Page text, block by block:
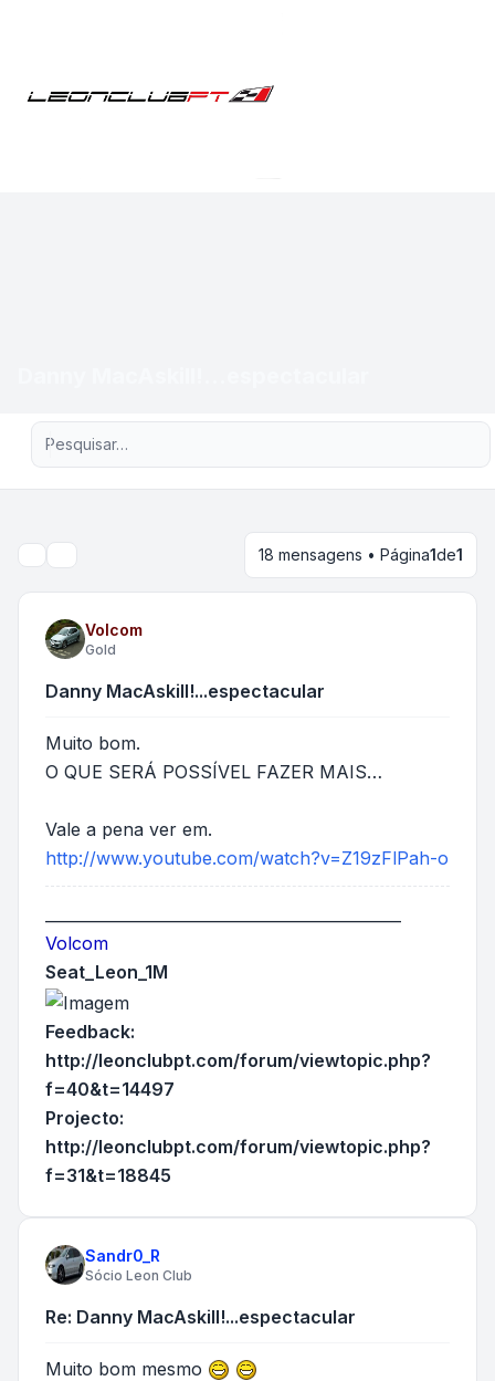
Pesquisa avançada
Pesquisar 18 mensagens • Página1de1
Volcom
Gold
Danny MacAskill!...espectacular
Muito bom.
O QUE SERÁ POSSÍVEL FAZER MAIS…
Vale a pena ver em.
http://www.youtube.com/watch?v=Z19zFlPah-o
Volcom
Seat_Leon_1M
Feedback:
http://leonclubpt.com/forum/viewtopic.php?
f=40&t=14497
Projecto:
http://leonclubpt.com/forum/viewtopic.php?
f=31&t=18845
Sandr0_R
Sócio Leon Club
Re: Danny MacAskill!...espectacular
Muito bom mesmo